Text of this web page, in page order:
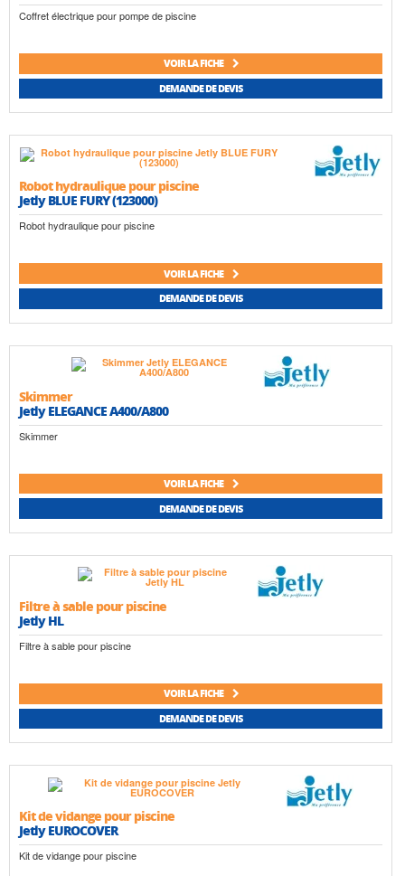
Coffret électrique pour pompe de piscine
VOIR LA FICHE
DEMANDE DE DEVIS
Robot hydraulique pour piscine
Jetly BLUE FURY (123000)
Robot hydraulique pour piscine
VOIR LA FICHE
DEMANDE DE DEVIS
Skimmer
Jetly ELEGANCE A400/A800
Skimmer
VOIR LA FICHE
DEMANDE DE DEVIS
Filtre à sable pour piscine
Jetly HL
Filtre à sable pour piscine
VOIR LA FICHE
DEMANDE DE DEVIS
Kit de vidange pour piscine
Jetly EUROCOVER
Kit de vidange pour piscine